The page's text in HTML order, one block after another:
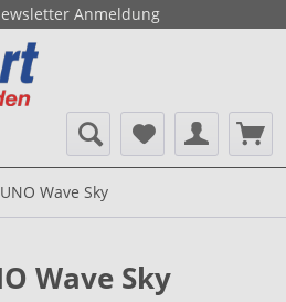
Anmeldung
Wave Sky
Wave Sky